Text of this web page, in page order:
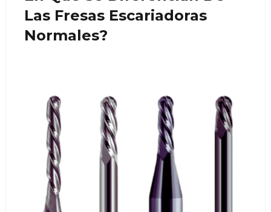
Las Fresas Escariadoras
Normales?